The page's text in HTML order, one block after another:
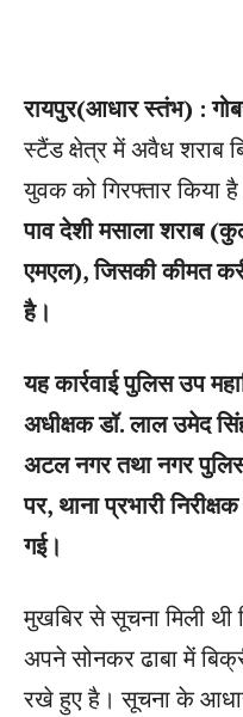
रायपुर(आधार स्तंभ) :
स्टैंड क्षेत्र में अवैध शराब
युवक को गिरफ्तार
पाव देशी मसाला शराब
एमएल), जिसकी कीमत
है।
यह कार्रवाई पुलिस उप
अधीक्षक डॉ. लाल उमेद
अटल नगर तथा नगर
पर, थाना प्रभारी
गई।
मुखबिर से सूचना मिली
अपने सोनकर ढाबा में
रखे हुए है। सूचना के